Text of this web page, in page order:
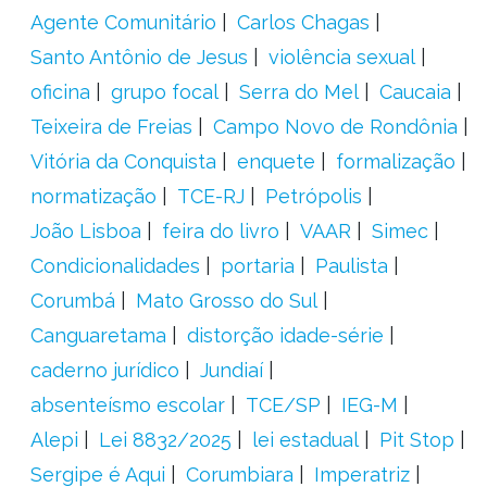
Agente Comunitário
Carlos Chagas
Santo Antônio de Jesus
violência sexual
oficina
grupo focal Serra do Mel
Caucaia
Teixeira de Freias
Campo Novo de Rondônia
Vitória da Conquista
enquete
formalização
normatização
TCE-RJ
Petrópolis
João Lisboa
feira do livro VAAR
Simec
Condicionalidades
portaria
Paulista
Corumbá
Mato Grosso do Sul
Canguaretama
distorção idade-série
caderno jurídico
Jundiaí
absenteísmo escolar
TCE/SP
IEG-M
Alepi
Lei 8832/2025 lei estadual
Pit Stop
Sergipe é Aqui
Corumbiara
Imperatriz